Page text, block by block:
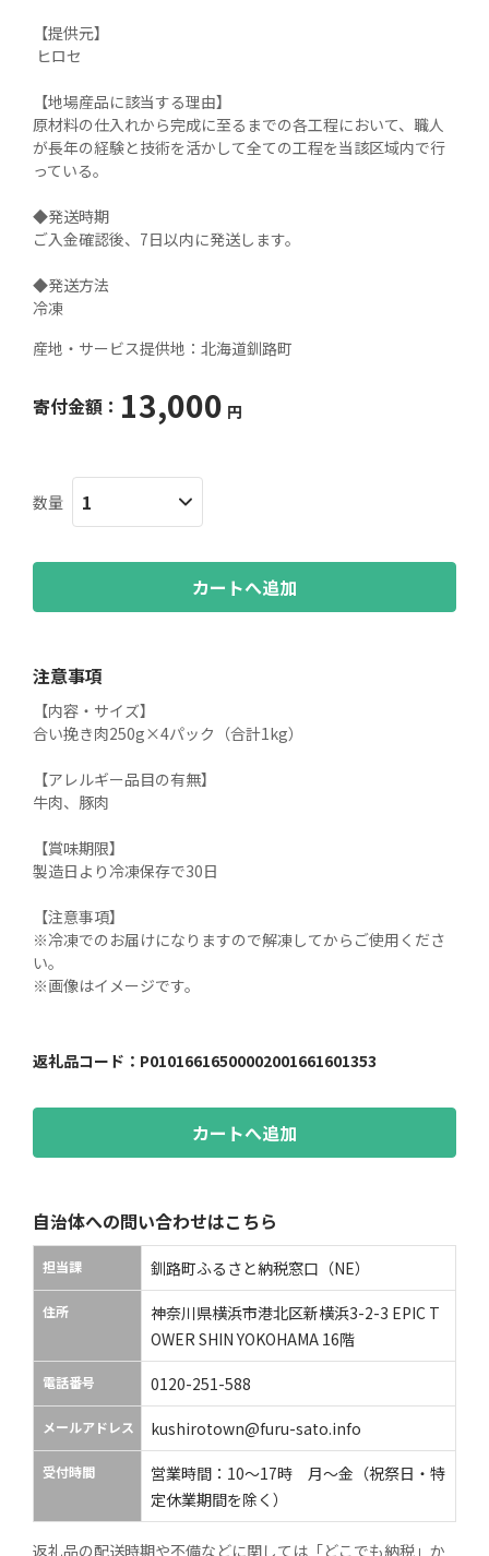
【提供元】
【地場産品に該当する理由】
原材料の仕入れから完成に至るまでの各工程において、職人
が長年の経験と技術を活かして全ての工程を当該区域内で行
っている。
◆発送時期
ご入金確認後、7日以内に発送します。
◆発送方法
冷凍
産地・サービス提供地： 北海道釧路町
寄付金額： 13,000 円
数量
カートへ追加
注意事項
【内容・サイズ】
合い挽き肉250g×4パック（合計1kg）
【アレルギー品目の有無】
牛肉、豚肉
【賞味期限】
製造日より冷凍保存で30日
【注意事項】
※冷凍でのお届けになりますので解凍してからご使用くださ
い。
※画像はイメージです。
返礼品コード： P01016616500002001661601353
カートへ追加
自治体への問い合わせはこちら
担当課 釧路町ふるさと納税窓口（NE）
住所
神奈川県横浜市港北区新横浜3-2-3 EPIC T
OWER SHIN YOKOHAMA 16階
電話番号 0120-251-588
メールアドレス kushirotown@furu-sato.info
受付時間
営業時間：10〜17時 月〜金（祝祭日・特
定休業期間を除く）
返礼品の配送時期や不備などに関しては「どこでも納税」か